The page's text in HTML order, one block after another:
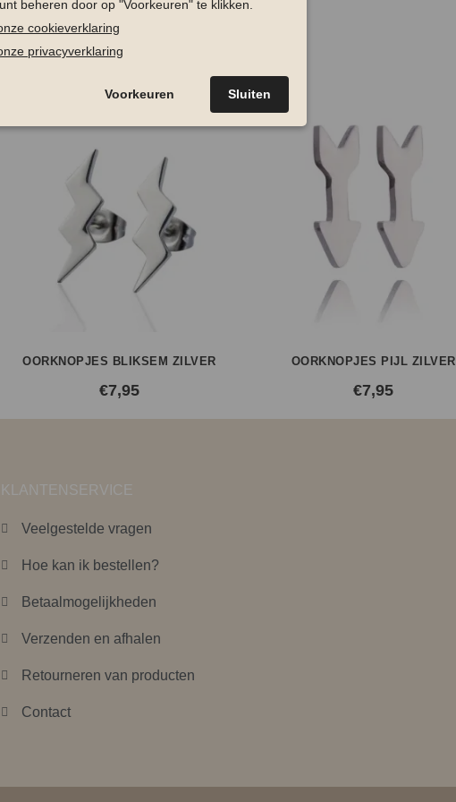
SKUSDF518 Categorieën Oorbellen,Oorhangers
OORKNOPJES BLIKSEM ZILVER
€7,95
OORKNOPJES PIJL ZILVER
€7,95
KLANTENSERVICE
Veelgestelde vragen
Hoe kan ik bestellen?
Betaalmogelijkheden
Verzenden en afhalen
Retourneren van producten
Contact